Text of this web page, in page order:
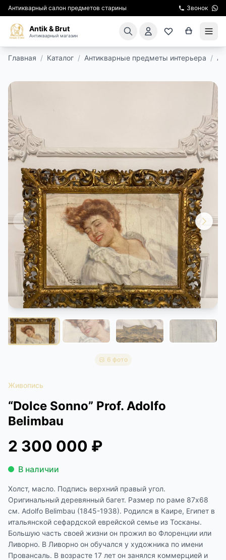
Антикварный салон предметов старины Звонок
Antik & Brut
Антикварный магазин
КИНОСЪЕМКА
РЕСТАВРАЦИЯ
КУРСЫ ПО РЕСТАВРАЦИИ
КОНТАКТЫ
ДОСТАВКА И ОПЛАТА
Главная / Каталог / Антикварные предметы интерьера /
6 фото
Живопись
“Dolce Sonno” Prof. Adolfo
Belimbau
2 300 000 ₽
В наличии
Холст, масло. Подпись верхний правый угол.
Оригинальный деревянный багет. Размер по раме 87х68
см. Adolfo Belimbau (1845-1938). Родился в Каире, Египет в
итальянской сефардской еврейской семье из Тосканы.
Большую часть своей жизни он прожил во Флоренции или
Ливорно. В Ливорно он обучался у художника по имени
Провансаль. В возрасте 17 лет он занялся коммерцией и